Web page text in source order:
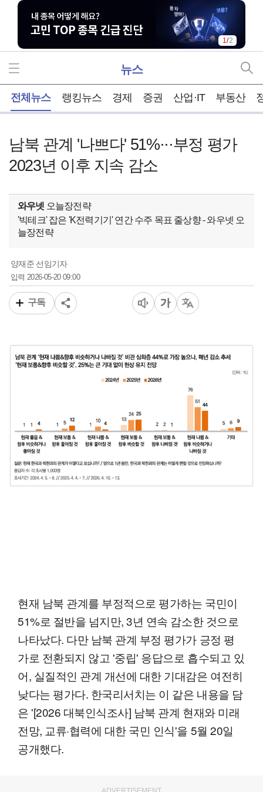
1/2
뉴스
전체뉴스 랭킹뉴스 경제 증권 산업·IT 부동산
남북 관계 '나쁘다' 51%···부정 평가
2023년 이후 지속 감소
와우넷 오늘장전략
'빅테크' 잡은 'K전력기기' 연간 수주 목표 줄상향 - 와우넷 오
늘장전략
양재준 선임기자
입력 2026-05-20 09:00
구독
현재 남북 관계를 부정적으로 평가하는 국민이
51%로 절반을 넘지만, 3년 연속 감소한 것으로
나타났다. 다만 남북 관계 부정 평가가 긍정 평
가로 전환되지 않고 '중립' 응답으로 흡수되고 있
어, 실질적인 관계 개선에 대한 기대감은 여전히
낮다는 평가다. 한국리서치는 이 같은 내용을 담
은 '[2026 대북인식조사] 남북 관계 현재와 미래
전망, 교류·협력에 대한 국민 인식'을 5월 20일
공개했다.